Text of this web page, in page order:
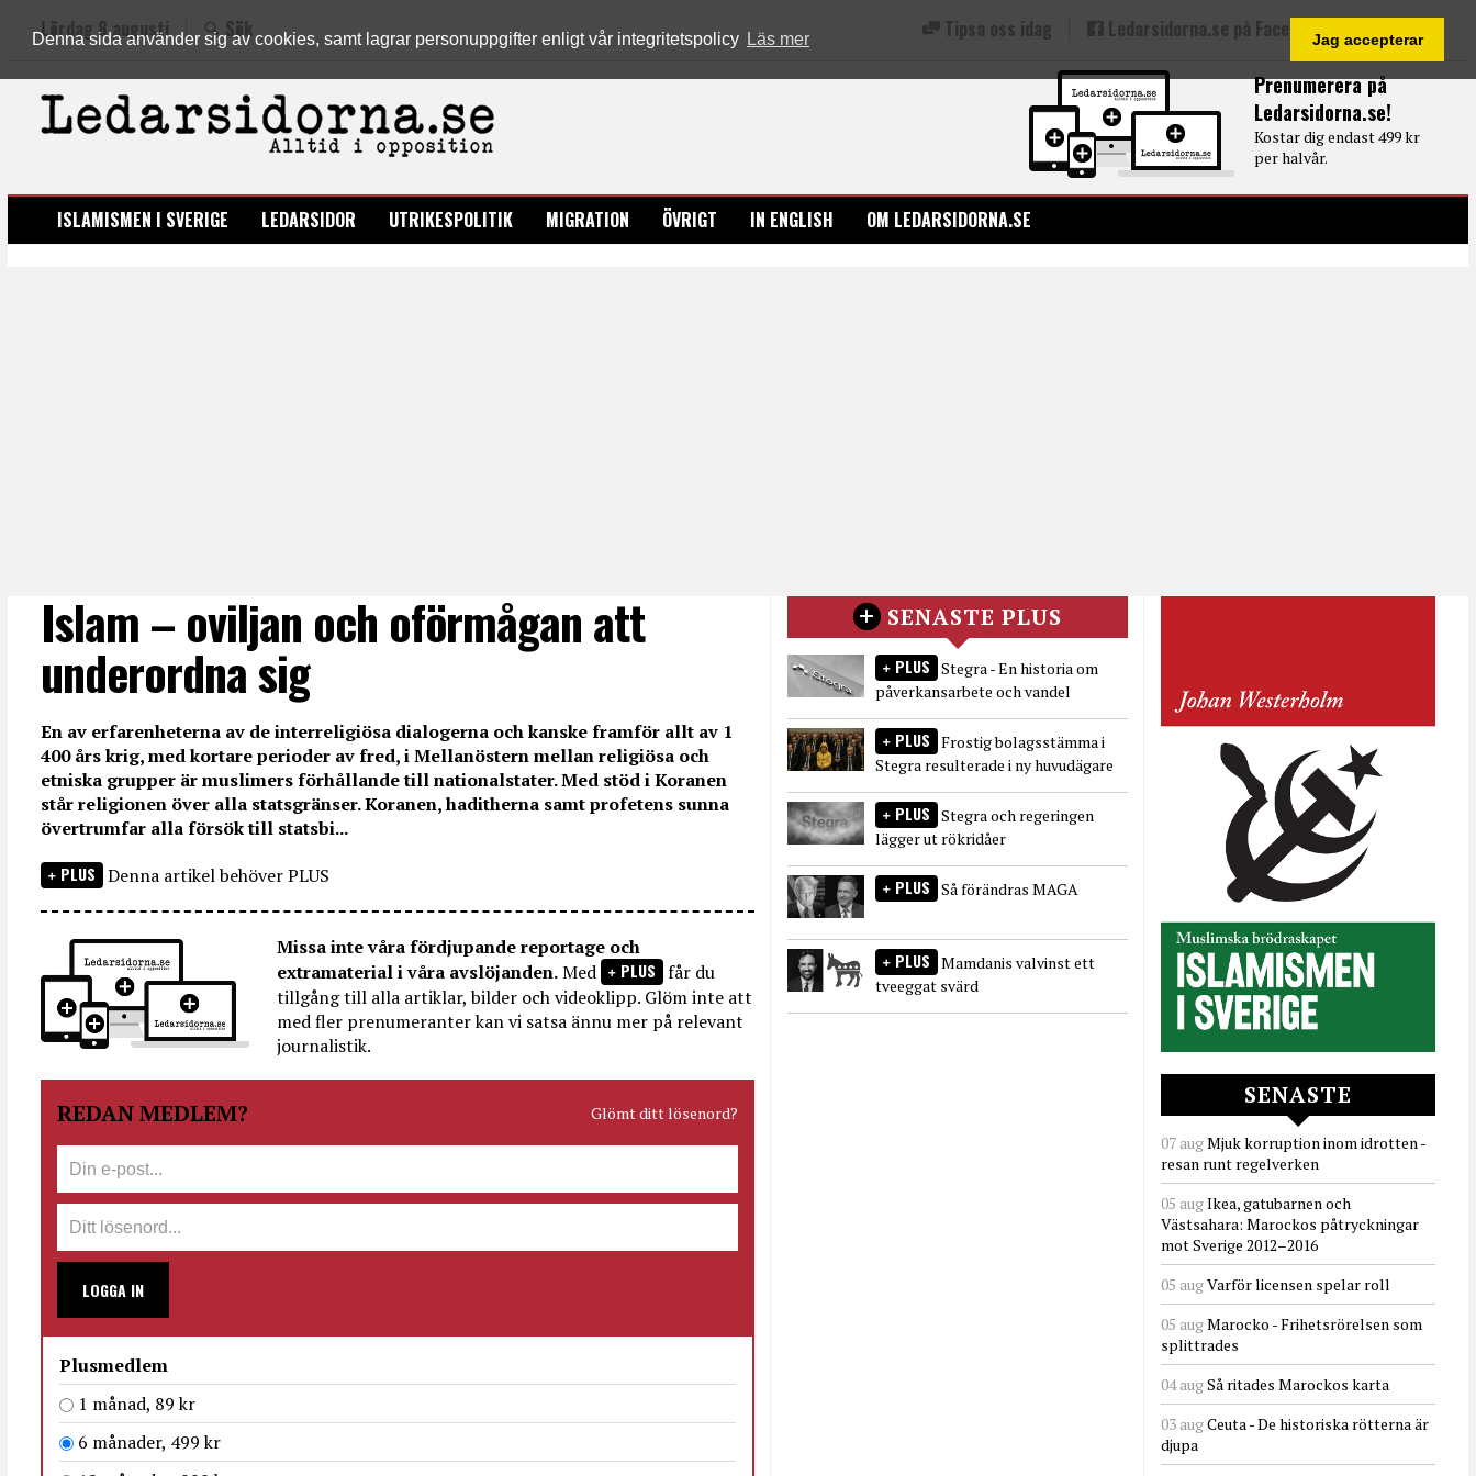
Denna sida använder sig av cookies, samt lagrar personuppgifter enligt vår integritetspolicy Läs mer Jag accepterar
Prenumerera på
Ledarsidorna.se!
Kostar dig endast 499 kr
per halvår.
Lördag 8 augusti Sök Tipsa oss idag Ledarsidorna.se på Facebook
LEDARSIDORNA.SE
ISLAMISMEN I SVERIGE LEDARSIDOR UTRIKESPOLITIK MIGRATION ÖVRIGT IN ENGLISH OM LEDARSIDORNA.SE
Islam – oviljan och oförmågan att
underordna sig
En av erfarenheterna av de interreligiösa dialogerna och kanske framför allt av 1
400 års krig, med kortare perioder av fred, i Mellanöstern mellan religiösa och
etniska grupper är muslimers förhållande till nationalstater. Med stöd i Koranen
står religionen över alla statsgränser. Koranen, haditherna samt profetens sunna
övertrumfar alla försök till statsbi...
PLUS Denna artikel behöver PLUS
Missa inte våra fördjupande reportage och
extramaterial i våra avslöjanden.Med PLUS får du
tillgång till alla artiklar, bilder och videoklipp. Glöm inte att
med fler prenumeranter kan vi satsa ännu mer på relevant
journalistik.
REDAN MEDLEM? Glömt ditt lösenord?
LOGGA IN
Plusmedlem
1 månad, 89 kr
6 månader, 499 kr
SENASTE PLUS
PLUS Stegra - En historia om
påverkansarbete och vandel
PLUS Frostig bolagsstämma i
Stegra resulterade i ny huvudägare
PLUS Stegra och regeringen
lägger ut rökridåer
PLUS Så förändras MAGA
PLUS Mamdanis valvinst ett
tveeggat svärd
SENASTE
07 augMjuk korruption inom idrotten -
resan runt regelverken
05 augIkea, gatubarnen och
Västsahara: Marockos påtryckningar
mot Sverige 2012–2016
05 augVarför licensen spelar roll
05 augMarocko - Frihetsrörelsen som
splittrades
04 augSå ritades Marockos karta
03 augCeuta - De historiska rötterna är
djupa